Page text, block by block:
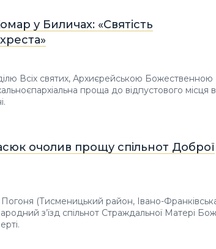
у Биличах: «Святість
Всіх святих, Архиєрейською Божественною
проща до відпустового місця
очолив прощу спільнот Доброї
(Тисменицький район, Івано-
з’їзд спільнот Страждальної Матері